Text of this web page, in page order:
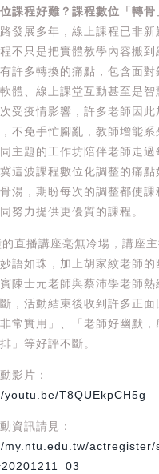
課程好難？課程數位「轉骨
發展多年，線上課程已非新
不只是把實體教學內容搬到
許多轉換的痛點，包含面對
體、線上課堂互動甚至是智
受疫情影響，許多老師因此
不免手忙腳亂，教師增能系
主題的工作坊陪伴老師走過
這波課程數位化調整的痛點
湯，期盼每次的調整都使課
努力提供更優質的課程。
直播講座毫無冷場，講座
語如珠，加上胡家紋老師的
陳士元老師與蔡沛學老師熱
，活動結束後收到許多正面
非常實用」、「老師好幽默，
」等好評不斷。
影片：
youtu.be/T8QUEkpCH5g
資訊請見：
my.ntu.edu.tw/actregister/